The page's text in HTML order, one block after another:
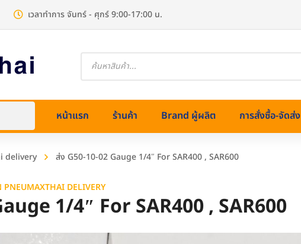
เวลาทำการ จันทร์ - ศุกร์ 9:00-17:00 น.
Products
หน้าแรก ร้านค้า Brand ผู้ผลิต การสั่งซื้อ-จัดส่ง
delivery ส่ง G50-10-02 Gauge 1/4″ For SAR400 , SAR600
PNEUMAXTHAI DELIVERY
1/4″ For SAR400 , SAR600